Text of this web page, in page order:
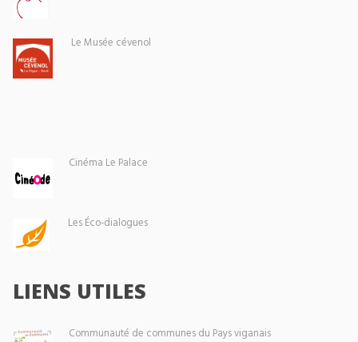
Le Musée cévenol
Cinéma Le Palace
Les Éco-dialogues
LIENS UTILES
Communauté de communes du Pays viganais